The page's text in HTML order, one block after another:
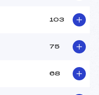
U16
103
75
68